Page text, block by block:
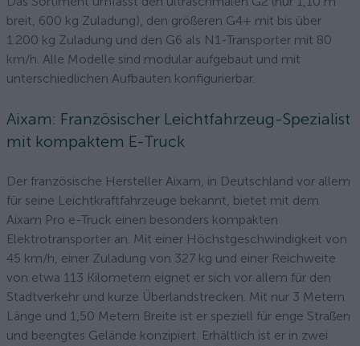
breit, 600 kg Zuladung), den größeren G4+ mit bis über
1.200 kg Zuladung und den G6 als N1-Transporter mit 80
km/h. Alle Modelle sind modular aufgebaut und mit
unterschiedlichen Aufbauten konfigurierbar.
Aixam: Französischer Leichtfahrzeug-Spezialist
mit kompaktem E-Truck
Der französische Hersteller Aixam, in Deutschland vor allem
für seine Leichtkraftfahrzeuge bekannt, bietet mit dem
Aixam Pro e-Truck einen besonders kompakten
Elektrotransporter an. Mit einer Höchstgeschwindigkeit von
45 km/h, einer Zuladung von 327 kg und einer Reichweite
von etwa 113 Kilometern eignet er sich vor allem für den
Stadtverkehr und kurze Überlandstrecken. Mit nur 3 Metern
Länge und 1,50 Metern Breite ist er speziell für enge Straßen
und beengtes Gelände konzipiert. Erhältlich ist er in zwei